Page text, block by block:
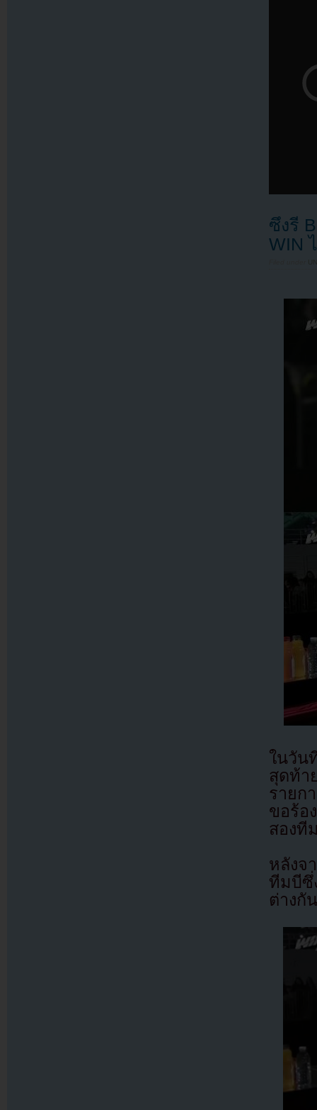
ซึงรี
WIN
ในวัน
สุดท้า
รายก
ขอร้อ
สองที
หลังจ
ทีมบีซึ่
ต่างกั